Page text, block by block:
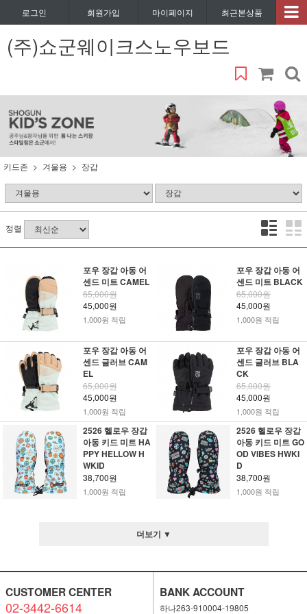
로그인 회원가입 마이페이지 최근본상품
(주)쇼군웨이크스노우보드
키드존 겨울용 장갑
정렬
포우 장갑 아동 어
센드 미트 CAMEL
65,000원
45,000원
1,000원 적립
포우 장갑 아동 어
센드 미트 BLACK
65,000원
45,000원
1,000원 적립
포우 장갑 아동 어
센드 글러브 CAM
EL
65,000원
45,000원
1,000원 적립
포우 장갑 아동 어
센드 글러브 BLA
CK
65,000원
45,000원
1,000원 적립
2526 헬로우 장갑
아동 키드 미트 HA
PPY HELLOW H
WKID
38,700원
1,000원 적립
2526 헬로우 장갑
아동 키드 미트 GO
OD VIBES HWKI
D
38,700원
1,000원 적립
더보기 ▼
CUSTOMER CENTER
02-3442-6614
BANK ACCOUNT
하나263-910004-19805